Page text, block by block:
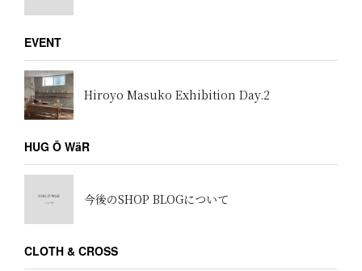
EVENT
Hiroyo Masuko Exhibition Day.2
HUG Ō WäR
今後のSHOP BLOGについて
CLOTH & CROSS